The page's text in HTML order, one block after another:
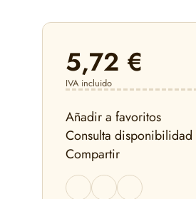
5,72 €
IVA incluido
Añadir a favoritos
Consulta disponibilidad
Compartir